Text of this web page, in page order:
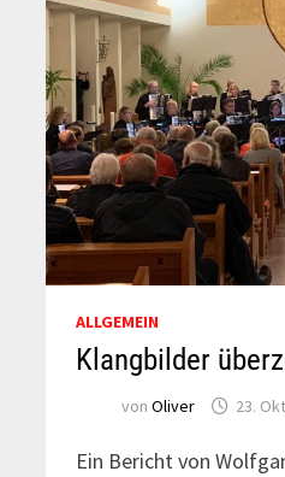
ALLGEMEIN
Klangbilder
vonOliver 23.
Ein Bericht von